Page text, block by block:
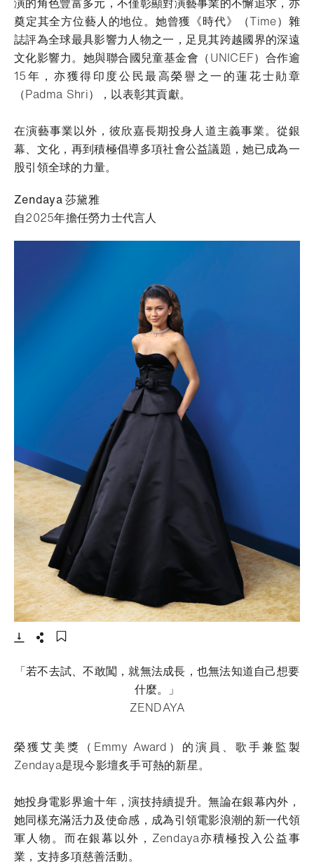
奠定其全方位藝人的地位。她曾獲《時代》（Time）雜
誌評為全球最具影響力人物之一，足見其跨越國界的深遠
文化影響力。她與聯合國兒童基金會（UNICEF）合作逾
15年，亦獲得印度公民最高榮譽之一的蓮花士勛章
（Padma Shri），以表彰其貢獻。
在演藝事業以外，彼欣嘉長期投身人道主義事業。從銀
幕、文化，再到積極倡導多項社會公益議題，她已成為一
股引領全球的力量。
Zendaya 莎黛雅
自2025年擔任勞力士代言人
- 打開lightbox
「若不去試、不敢闖，就無法成長，也無法知道自己想要
什麼。」
ZENDAYA
榮獲艾美獎（Emmy Award）的演員、歌手兼監製
Zendaya是現今影壇炙手可熱的新星。
她投身電影界逾十年，演技持續提升。無論在銀幕內外，
她同樣充滿活力及使命感，成為引領電影浪潮的新一代領
軍人物。而在銀幕以外，Zendaya亦積極投入公益事
業，支持多項慈善活動。